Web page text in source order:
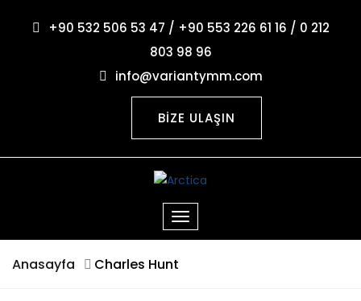
+90 532 506 53 47 / +90 553 226 61 16 / 0 212
803 98 96
info@variantymm.com
BİZE ULAŞIN
Anasayfa Charles Hunt